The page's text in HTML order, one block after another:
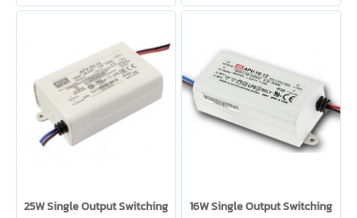
25W Single Output Switching
16W Single Output Switching